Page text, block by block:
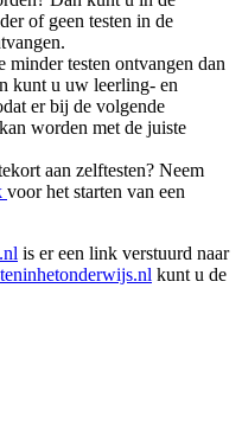
of geen testen in de
testen ontvangen dan
kunt u uw leerling- en
er bij de volgende
worden met de juiste
aan zelftesten? Neem
voor het starten van een
is er een link verstuurd naar
kunt u de